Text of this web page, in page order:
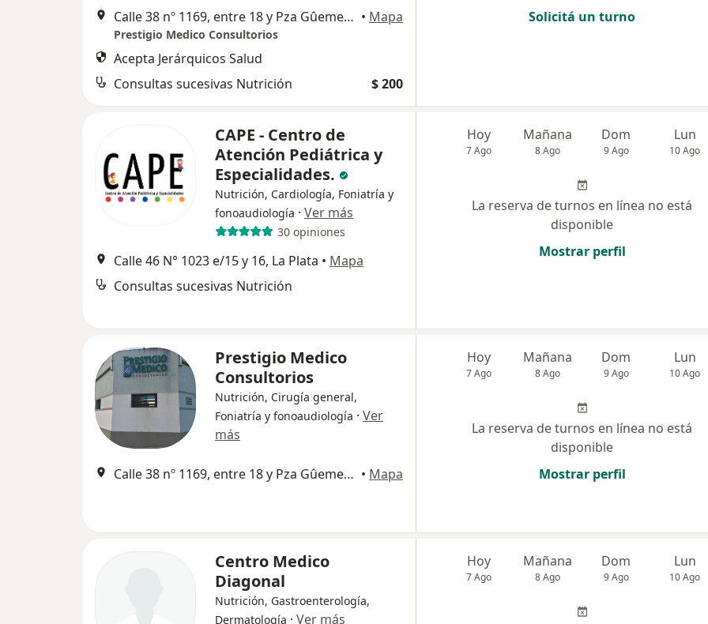
Calle 38 nº 1169, entre 18 y Pza Gûemes, La Plata • Mapa
Prestigio Medico Consultorios
Acepta Jerárquicos Salud
Consultas sucesivas Nutrición
$ 200
Solicitá un turno
CAPE - Centro de
Atención Pediátrica y
Especialidades.
Nutrición, Cardiología, Foniatría y
fonoaudiología · Ver más
30 opiniones
Calle 46 N° 1023 e/15 y 16, La Plata • Mapa
Consultas sucesivas Nutrición
Hoy
7 Ago
Mañana
8 Ago
Dom
9 Ago
Lun
10 Ago
La reserva de turnos en línea no está
disponible
Mostrar perfil
Prestigio Medico
Consultorios
Nutrición, Cirugía general,
Foniatría y fonoaudiología · Ver
más
Calle 38 nº 1169, entre 18 y Pza Gûemes, La Plata • Mapa
Hoy
7 Ago
Mañana
8 Ago
Dom
9 Ago
Lun
10 Ago
La reserva de turnos en línea no está
disponible
Mostrar perfil
Centro Medico
Diagonal
Nutrición, Gastroenterología,
Dermatología · Ver más
Hoy
7 Ago
Mañana
8 Ago
Dom
9 Ago
Lun
10 Ago